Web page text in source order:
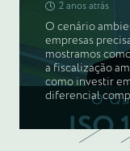
2 anos atrás
O cenário
empresas
mostramos
a fiscalização
como investir
diferencial